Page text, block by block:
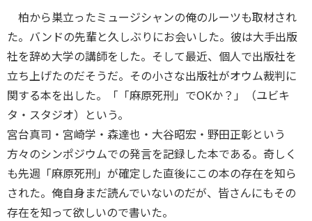
柏から巣立ったミュージシャンの俺のルーツも取材され
た。バンドの先輩と久しぶりにお会いした。彼は大手出版
社を辞め大学の講師をした。そして最近、個人で出版社を
立ち上げたのだそうだ。その小さな出版社がオウム裁判に
関する本を出した。「「麻原死刑」でOKか？」（ユビキ
タ・スタジオ）という。
宮台真司・宮崎学・森達也・大谷昭宏・野田正彰という
方々のシンポジウムでの発言を記録した本である。奇しく
も先週「麻原死刑」が確定した直後にこの本の存在を知ら
された。俺自身まだ読んでいないのだが、皆さんにもその
存在を知って欲しいので書いた。